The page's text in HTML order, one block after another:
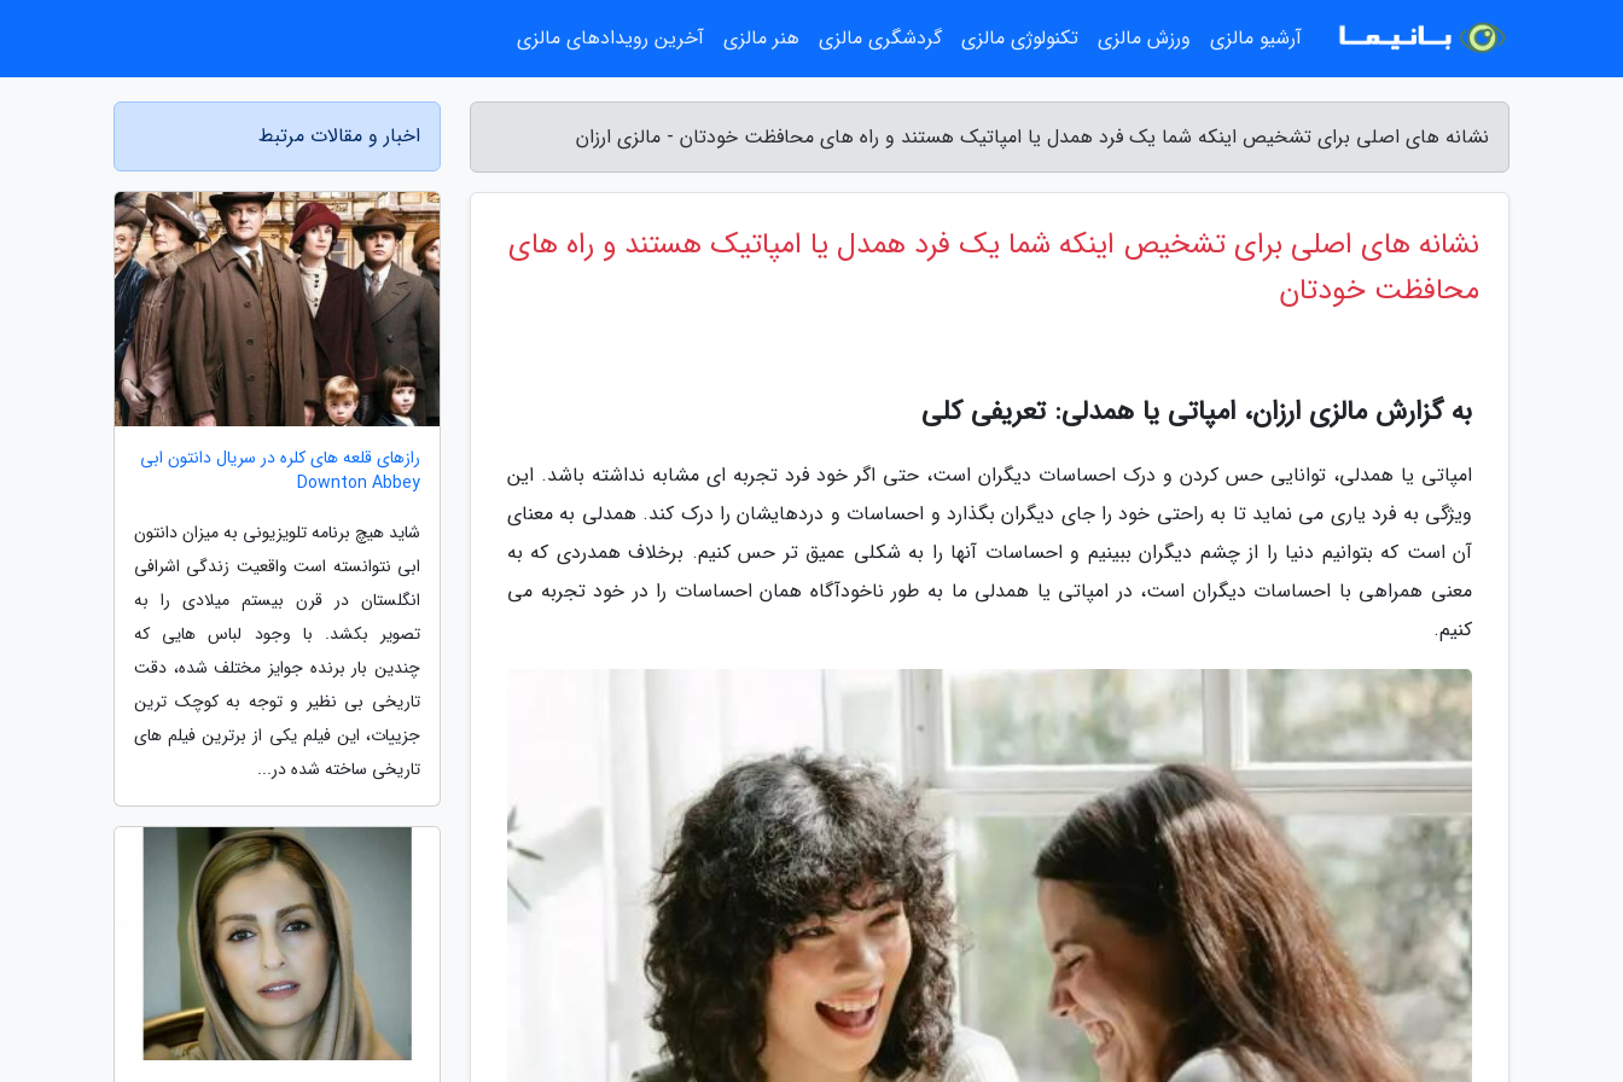
نشانه های اصلی برای تشخیص اینکه شما یک فرد همدل یا امپاتیک هستند و راه های محافظت خودتان - مالزی ارزان
نشانه های اصلی برای تشخیص اینکه شما یک فرد همدل یا امپاتیک هستند و راه های
محافظت خودتان
به گزارش مالزی ارزان، امپاتی یا همدلی: تعریفی کلی
امپاتی یا همدلی، توانایی حس کردن و درک احساسات دیگران است، حتی اگر خود فرد تجربه ای مشابه نداشته باشد. این
ویژگی به فرد یاری می نماید تا به راحتی خود را جای دیگران بگذارد و احساسات و دردهایشان را درک کند. همدلی به معنای
آن است که بتوانیم دنیا را از چشم دیگران ببینیم و احساسات آنها را به شکلی عمیق تر حس کنیم. برخلاف همدردی که به
معنی همراهی با احساسات دیگران است، در امپاتی یا همدلی ما به طور ناخودآگاه همان احساسات را در خود تجربه می
کنیم.
اخبار و مقالات مرتبط
رازهای قلعه های کلره در سریال دانتون ابی
Downton Abbey
شاید هیچ برنامه تلویزیونی به میزان دانتون
ابی نتوانسته است واقعیت زندگی اشرافی
انگلستان در قرن بیستم میلادی را به
تصویر بکشد. با وجود لباس هایی که
چندین بار برنده جوایز مختلف شده، دقت
تاریخی بی نظیر و توجه به کوچک ترین
جزییات، این فیلم یکی از برترین فیلم های
تاریخی ساخته شده در...
آرشیو مالزی ورزش مالزی تکنولوژی مالزی گردشگری مالزی هنر مالزی آخرین رویدادهای مالزی